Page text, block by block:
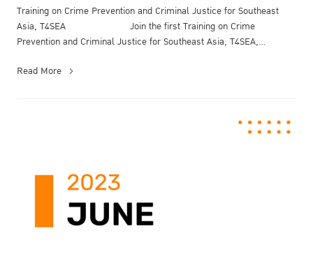
Training on Crime Prevention and Criminal Justice for Southeast
Asia, T4SEA Join the first Training on Crime
Prevention and Criminal Justice for Southeast Asia, T4SEA,
Read More